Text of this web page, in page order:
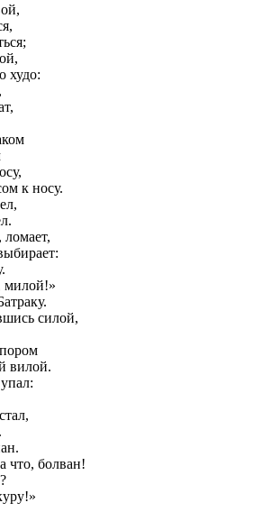
худо:
к носу.
милой!»
силой,
вилой.
что, болван!